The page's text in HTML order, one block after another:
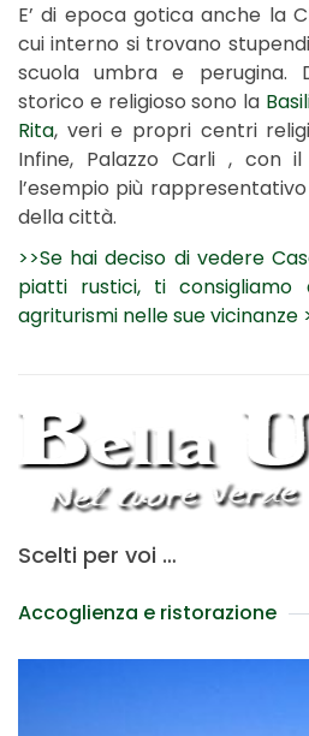
E’ di epoca gotica anche la
cui interno si trovano
scuola umbra e perugina.
storico e religioso sono la
Rita, veri e propri centri
Infine, Palazzo Carli , con
l’esempio più
della città.
>>Se hai deciso di vedere
piatti rustici, ti
agriturismi nelle sue vicinanze
Scelti per voi …
Accoglienza e ristorazione